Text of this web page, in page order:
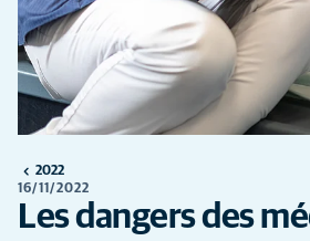
2022
16/11/2022
Les dangers des